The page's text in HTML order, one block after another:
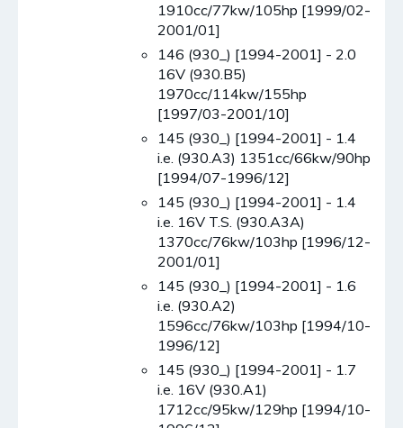
1910cc/77kw/105hp [1999/02-
2001/01]
146 (930_) [1994-2001] - 2.0
16V (930.B5)
1970cc/114kw/155hp
[1997/03-2001/10]
145 (930_) [1994-2001] - 1.4
i.e. (930.A3) 1351cc/66kw/90hp
[1994/07-1996/12]
145 (930_) [1994-2001] - 1.4
i.e. 16V T.S. (930.A3A)
1370cc/76kw/103hp [1996/12-
2001/01]
145 (930_) [1994-2001] - 1.6
i.e. (930.A2)
1596cc/76kw/103hp [1994/10-
1996/12]
145 (930_) [1994-2001] - 1.7
i.e. 16V (930.A1)
1712cc/95kw/129hp [1994/10-